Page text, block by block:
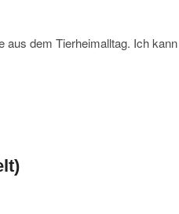
dem Tierheimalltag. Ich